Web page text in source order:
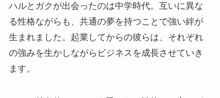
ハルとガクが出会ったのは中学時代。互いに異な
る性格ながらも、共通の夢を持つことで強い絆が
生まれました。起業してからの彼らは、それぞれ
の強みを生かしながらビジネスを成長させていき
ます。